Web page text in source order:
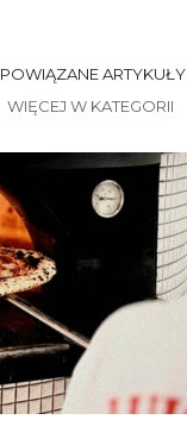
POWIĄZANE ARTYKUŁY
WIĘCEJ W KATEGORII